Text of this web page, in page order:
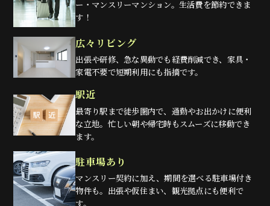
ー・マンスリーマンション。生活費を節約できま
す！
広々リビング
出張や研修、急な異動でも経費削減でき、家具・
家電不要で短期利用にも指摘です。
駅近
最寄り駅まで徒歩圏内で、通勤やお出かけに便利
な立地。忙しい朝や帰宅時もスムーズに移動でき
ます。
駐車場あり
マンスリー契約に加え、期間を選べる駐車場付き
物件も。出張や仮住まい、観光拠点にも便利で
す。